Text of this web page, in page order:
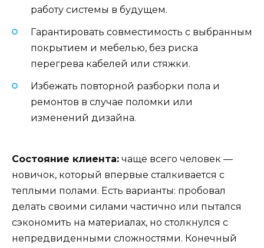
работу системы в будущем.
Гарантировать совместимость с выбранным
покрытием и мебелью, без риска
перегрева кабелей или стяжки.
Избежать повторной разборки пола и
ремонтов в случае поломки или
изменений дизайна.
Состояние клиента: чаще всего человек —
новичок, который впервые сталкивается с
теплыми полами. Есть варианты: пробовал
делать своими силами частично или пытался
сэкономить на материалах, но столкнулся с
непредвиденными сложностями. Конечный